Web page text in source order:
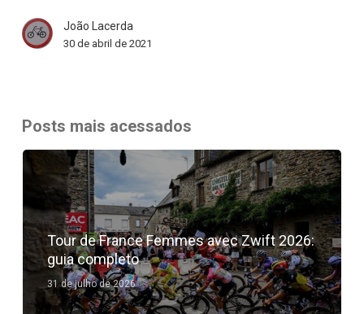
correnteJoão Lacerda
30 de abril de 2021
Posts mais acessados
Tour de France Femmes avec Zwift 2026:
guia completo
31 de julho de 2026